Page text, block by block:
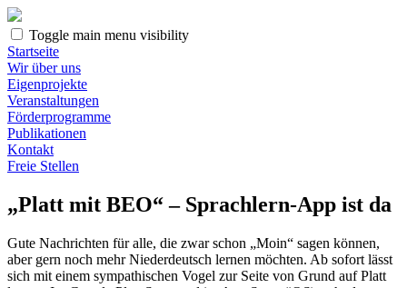
Toggle main menu visibility
Startseite
Wir über uns
Eigenprojekte
Veranstaltungen
Förderprogramme
Publikationen
Kontakt
Freie Stellen
„Platt mit BEO“ – Sprachlern-App ist da
Gute Nachrichten für alle, die zwar schon „Moin“ sagen können,
aber gern noch mehr Niederdeutsch lernen möchten. Ab sofort lässt
sich mit einem sympathischen Vogel zur Seite von Grund auf Platt